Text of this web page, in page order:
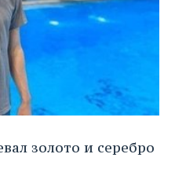
золото и серебро